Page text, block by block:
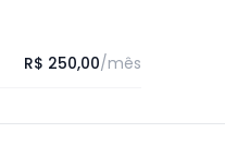
R$ 250,00/mês